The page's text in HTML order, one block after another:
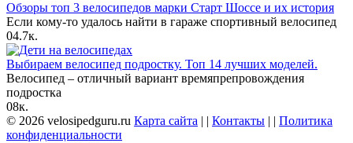
Обзоры топ 3 велосипедов марки Старт Шоссе и их история
Если кому-то удалось найти в гараже спортивный велосипед
04.7к.
Выбираем велосипед подростку. Топ 14 лучших моделей.
Велосипед – отличный вариант времяпрепровождения
подростка
08к.
© 2026 velosipedguru.ru Карта сайта | | Контакты | | Политика
конфиденциальности